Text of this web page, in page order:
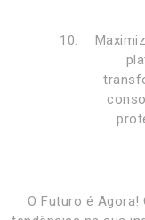
O Futuro é